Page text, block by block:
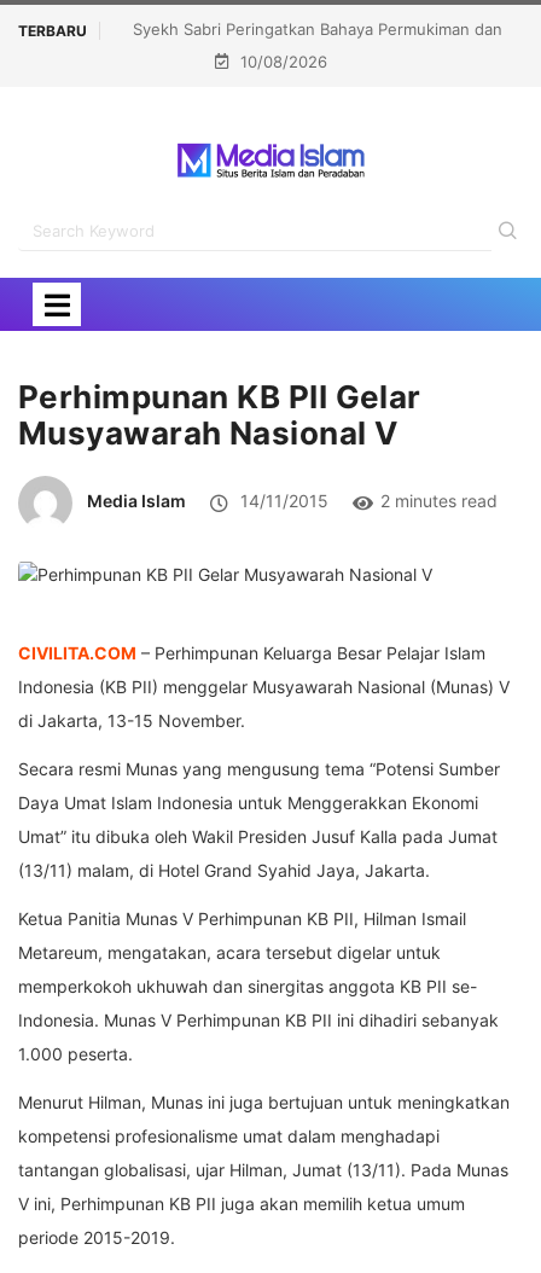
TERBARU
Bahaya Permukiman dan
KPIPA Luncurkan Al-Aqsa Memanggil
10/08/2026
Perhimpunan KB PII Gelar
Musyawarah Nasional V
Media Islam 14/11/2015 2 minutes read
CIVILITA.COM – Perhimpunan Keluarga Besar Pelajar Islam
Indonesia (KB PII) menggelar Musyawarah Nasional (Munas) V
di Jakarta, 13-15 November.
Secara resmi Munas yang mengusung tema “Potensi Sumber
Daya Umat Islam Indonesia untuk Menggerakkan Ekonomi
Umat” itu dibuka oleh Wakil Presiden Jusuf Kalla pada Jumat
(13/11) malam, di Hotel Grand Syahid Jaya, Jakarta.
Ketua Panitia Munas V Perhimpunan KB PII, Hilman Ismail
Metareum, mengatakan, acara tersebut digelar untuk
memperkokoh ukhuwah dan sinergitas anggota KB PII se-
Indonesia. Munas V Perhimpunan KB PII ini dihadiri sebanyak
1.000 peserta.
Menurut Hilman, Munas ini juga bertujuan untuk meningkatkan
kompetensi profesionalisme umat dalam menghadapi
tantangan globalisasi, ujar Hilman, Jumat (13/11). Pada Munas
V ini, Perhimpunan KB PII juga akan memilih ketua umum
periode 2015-2019.